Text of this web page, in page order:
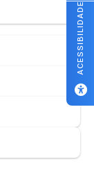
ACESSIBILIDADE